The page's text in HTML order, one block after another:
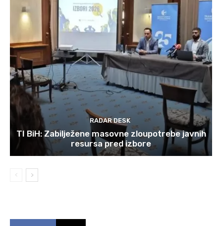
RADAR DESK
TI BiH: Zabilježene masovne zloupotrebe javnih
resursa pred izbore